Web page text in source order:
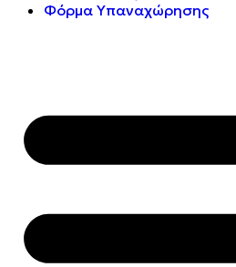
Φόρμα Υπαναχώρησης